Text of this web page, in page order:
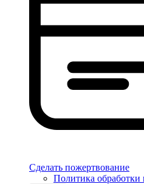
Сделать пожертвование
Политика